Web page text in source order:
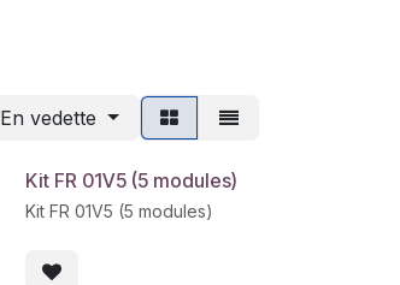
En vedette
Kit FR 01V5 (5 modules)
Kit FR 01V5 (5 modules)